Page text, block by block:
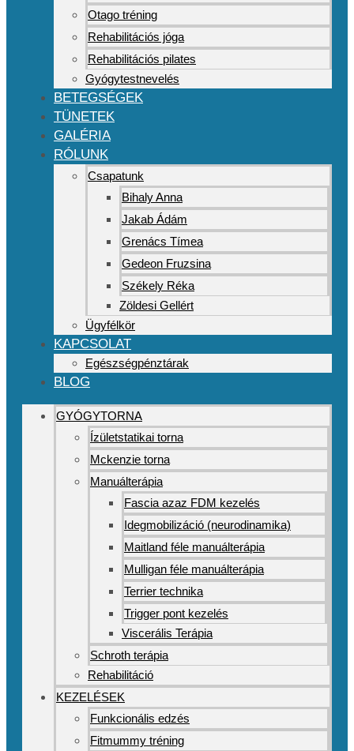
Otago tréning
Rehabilitációs jóga
Rehabilitációs pilates
Gyógytestnevelés
BETEGSÉGEK
TÜNETEK
GALÉRIA
RÓLUNK
Csapatunk
Bihaly Anna
Jakab Ádám
Grenács Tímea
Gedeon Fruzsina
Székely Réka
Zöldesi Gellért
Ügyfélkör
KAPCSOLAT
Egészségpénztárak
BLOG
GYÓGYTORNA
Ízületstatikai torna
Mckenzie torna
Manuálterápia
Fascia azaz FDM kezelés
Idegmobilizáció (neurodinamika)
Maitland féle manuálterápia
Mulligan féle manuálterápia
Terrier technika
Trigger pont kezelés
Viscerális Terápia
Schroth terápia
Rehabilitáció
KEZELÉSEK
Funkcionális edzés
Fitmummy tréning